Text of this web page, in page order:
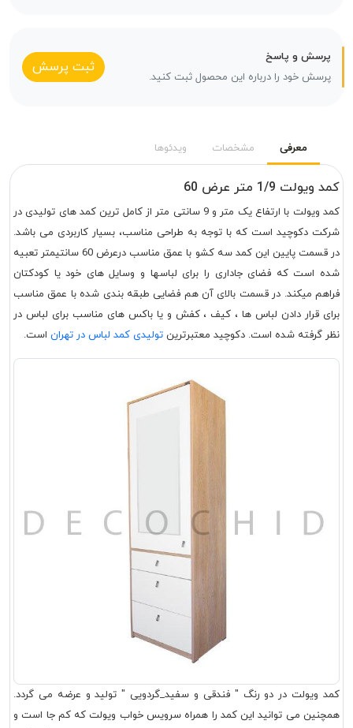
پرسش و پاسخ
پرسش خود را درباره این محصول ثبت کنید.
ثبت پرسش
معرفی مشخصات ویدئوها
کمد ویولت 1/9 متر عرض 60
کمد ویولت با ارتفاع یک متر و 9 سانتی متر از کامل ترین کمد های تولیدی در
شرکت دکوچید است که با توجه به طراحی مناسب، بسیار کاربردی می باشد.
در قسمت پایین این کمد سه کشو با عمق مناسب درعرض 60 سانتیمتر تعبیه
شده است که فضای جاداری را برای لباسها و وسایل های خود یا کودکتان
فراهم میکند. در قسمت بالای آن هم فضایی طبقه بندی شده با عمق مناسب
برای قرار دادن لباس ها ، کیف ، کفش و یا باکس های مناسب برای لباس در
نظر گرفته شده است. دکوچید معتبرترین تولیدی کمد لباس در تهران است.
کمد ویولت در دو رنگ " فندقی و سفید_گردویی " تولید و عرضه می گردد.
همچنین می توانید این کمد را همراه سرویس خواب ویولت که کم جا است و